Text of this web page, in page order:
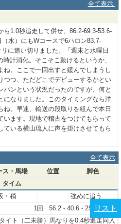
全て表示
ら1.0秒追走して併せ、86.2-69.3-53.6-
水）にもWコースで6ハロン83.7-
に追い切りました。「週末と水曜日
計消化。そこそこ動けるというか、
ね。ここで一回出すと緩んでしまうし
つつ、ただどこでデビューするかとい
パンという状況だったのですが、何と
になりました。このタイミングなら洋
。早速、輸送の段取りを組んで本日
います。現地で稽古をつけてもらって
ている横山琉人に声を掛けさせてもら
全て表示
ス・馬場 位置
脚色
タイム
・稍
強めに追う
1回 56.2 - 40.6 - 25.8 - 12.2
イト（二未勝）馬なりを0.4秒追走同入
リスト